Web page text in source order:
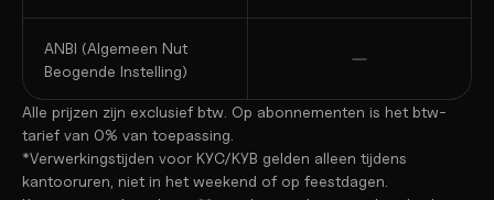
ANBI (Algemeen Nut
Beogende Instelling)
Alle prijzen zijn exclusief btw. Op abonnementen is het btw-
tarief van 0% van toepassing.
*Verwerkingstijden voor KYC/KYB gelden alleen tijdens
kantooruren, niet in het weekend of op feestdagen.